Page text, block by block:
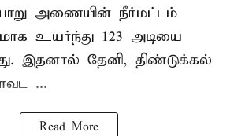
அணையின் நீர்மட்டம்
உயர்ந்து 123 அடியை
இதனால் தேனி, திண்டுக்கல்
...
Read More